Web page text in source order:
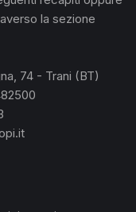
la sezione
74 - Trani (BT)